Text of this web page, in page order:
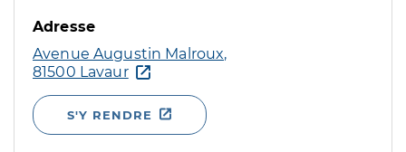
Adresse
Avenue Augustin Malroux,
81500 Lavaur
S'Y RENDRE